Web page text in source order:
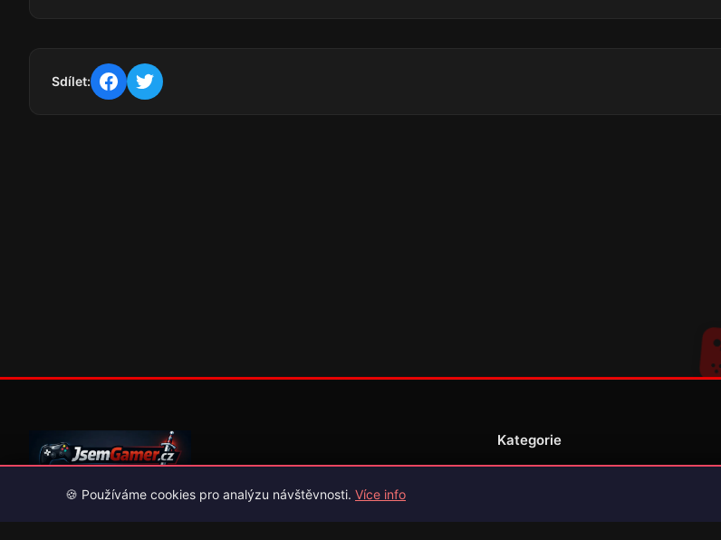
Sdílet:
Váš průvodce světem videoher. Novinky, recenze a česko-slovenské
překlady her.
Kategorie
🍪 Používáme cookies pro analýzu návštěvnosti. Více info